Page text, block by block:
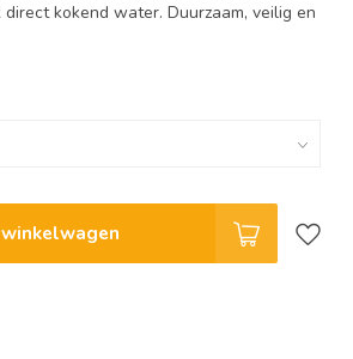
kokend water. Duurzaam, veilig en